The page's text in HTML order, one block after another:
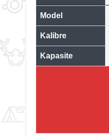
Model
Kalibre
Kapasite